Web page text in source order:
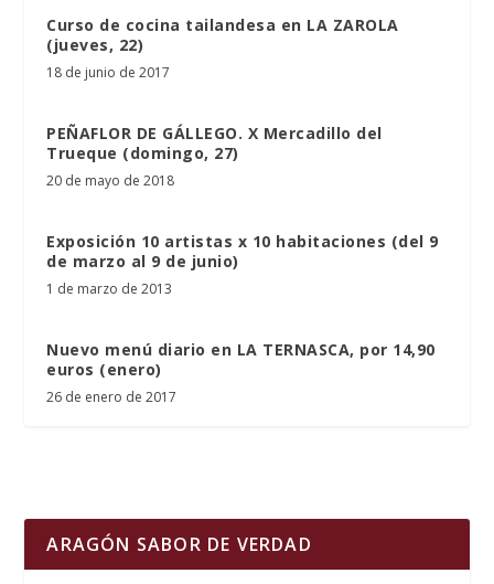
Curso de cocina tailandesa en LA ZAROLA
(jueves, 22)
18 de junio de 2017
PEÑAFLOR DE GÁLLEGO. X Mercadillo del
Trueque (domingo, 27)
20 de mayo de 2018
Exposición 10 artistas x 10 habitaciones (del 9
de marzo al 9 de junio)
1 de marzo de 2013
Nuevo menú diario en LA TERNASCA, por 14,90
euros (enero)
26 de enero de 2017
ARAGÓN SABOR DE VERDAD